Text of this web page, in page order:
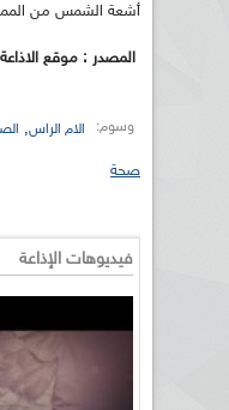
أشعة الشمس من
المصدر : موقع الاذاعة
وسوم: الام الراس,
صحة
فيديوهات الإذاعة